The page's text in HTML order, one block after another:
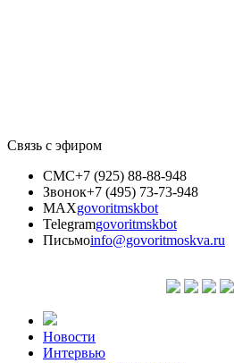
Связь с эфиром
СМС+7 (925) 88-88-948
Звонок+7 (495) 73-73-948
MAXgovoritmskbot
Telegramgovoritmskbot
Письмоinfo@govoritmoskva.ru
Новости
Интервью